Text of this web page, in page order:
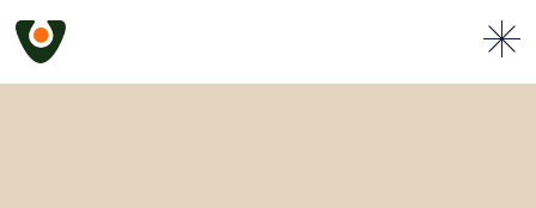
to
the
content